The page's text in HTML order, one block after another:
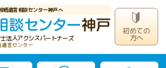
続遺言相談センター神戸へ
法人アクシスパートナーズ
言センター
初めての
方へ